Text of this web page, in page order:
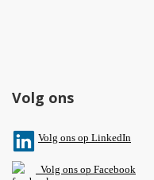
Volg ons
Volg ons op LinkedIn
Volg ons op Facebook